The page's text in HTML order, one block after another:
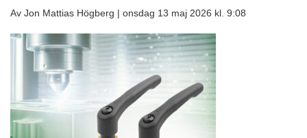
Av Jon Mattias Högberg | onsdag 13 maj 2026 kl. 9:08